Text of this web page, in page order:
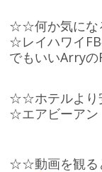
☆☆何か気にな
☆レイハワイ
でもいいArryの
☆☆ホテルより
☆エアビーアン
☆☆動画を観る